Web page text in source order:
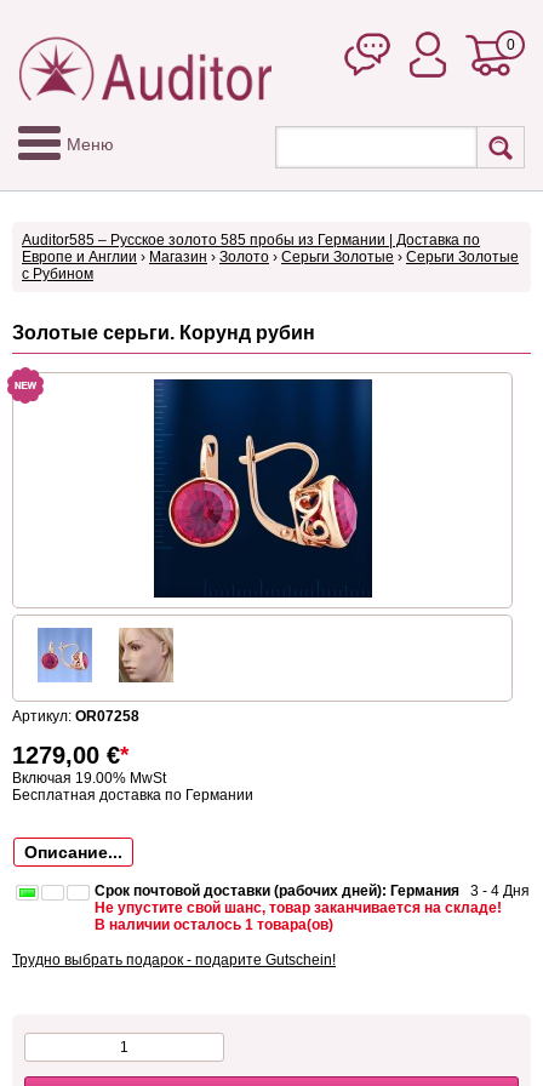
0
Меню
Auditor585 – Русское золото 585 пробы из Германии | Доставка по
Европе и Англии › Магазин › Золото › Серьги Золотые › Серьги Золотые
с Рубином
Золотые серьги. Корунд рубин
Артикул: OR07258
1279,00 €*
Включая 19.00% MwSt
Бесплатная доставка по Германии
Описание...
Срок почтовой доставки (рабочих дней): Германия 3 - 4 Дня
Не упустите свой шанс, товар заканчивается на складе!
В наличии осталось 1 товара(ов)
Трудно выбрать подарок - подарите Gutschein!